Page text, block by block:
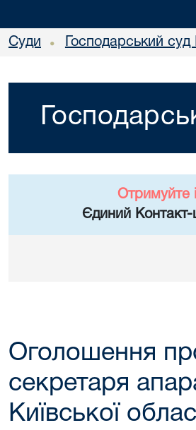
Суди • Господарський суд
Отримуйте
Єдиний Контакт-
Оголошення
секретаря
Київської